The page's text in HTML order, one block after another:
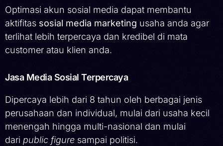
Optimasi akun sosial media dapat membantu
aktifitas sosial media marketing usaha anda agar
terlihat lebih terpercaya dan kredibel di mata
customer atau klien anda.
Jasa Media Sosial Terpercaya
Dipercaya lebih dari 8 tahun oleh berbagai jenis
perusahaan dan individual, mulai dari usaha kecil
menengah hingga multi-nasional dan mulai
dari public figure sampai politisi.